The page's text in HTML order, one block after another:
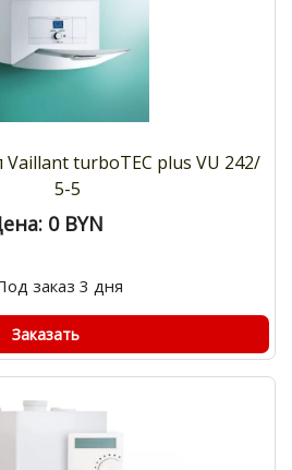
Vaillant turboTEC plus VU 242/
5-5
0 BYN
заказ 3 дня
Заказать